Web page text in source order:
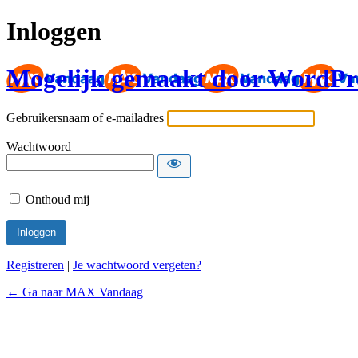
Inloggen
Mogelijk gemaakt door
Gebruikersnaam of e-mailadres
Wachtwoord
Onthoud mij
Registreren | Je wachtwoord vergeten?
← Ga naar MAX Vandaag